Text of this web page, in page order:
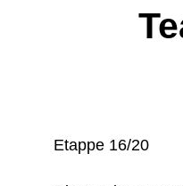
Etappe 16/20